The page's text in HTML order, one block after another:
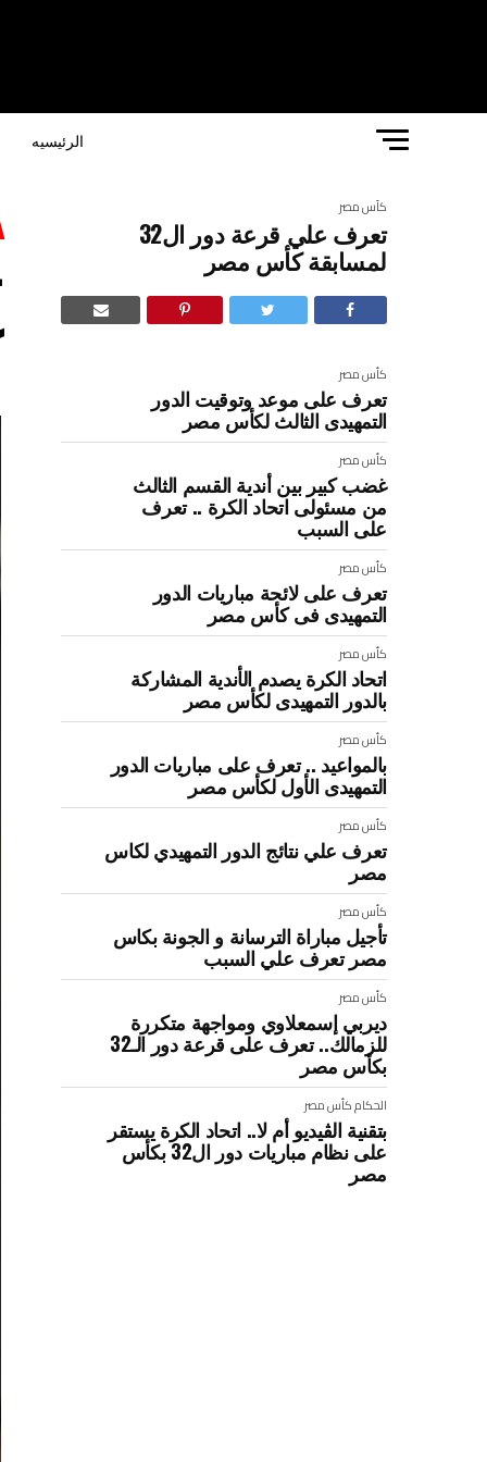
الرئيسيه
كأس مصر
تعرف علي قرعة دور ال32
لمسابقة كأس مصر
كأس مصر
تعرف على موعد وتوقيت الدور
التمهيدى الثالث لكأس مصر
كأس مصر
غضب كبير بين أندية القسم الثالث
من مسئولى اتحاد الكرة .. تعرف
على السبب
كأس مصر
تعرف على لائحة مباريات الدور
التمهيدى فى كأس مصر
كأس مصر
اتحاد الكرة يصدم الأندية المشاركة
بالدور التمهيدى لكأس مصر
كأس مصر
بالمواعيد .. تعرف على مباريات الدور
التمهيدى الأول لكأس مصر
كأس مصر
تعرف علي نتائج الدور التمهيدي لكاس
مصر
كأس مصر
تأجيل مباراة الترسانة و الجونة بكاس
مصر تعرف علي السبب
كأس مصر
ديربي إسمعلاوي ومواجهة متكررة
للزمالك.. تعرف على قرعة دور الـ32
بكأس مصر
الحكامكأس مصر
بتقنية الڤيديو أم لا.. اتحاد الكرة يستقر
على نظام مباريات دور ال32 بكأس
مصر